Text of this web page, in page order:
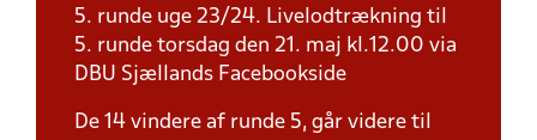
5. runde uge 23/24. Livelodtrækning til
5. runde torsdag den 21. maj kl.12.00 via
DBU Sjællands Facebookside
De 14 vindere af runde 5, går videre til